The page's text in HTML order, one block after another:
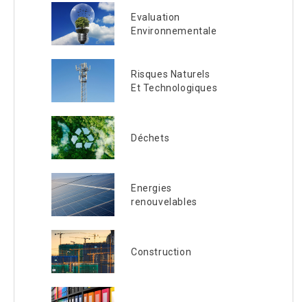
Evaluation
Environnementale
Risques Naturels
Et Technologiques
Déchets
Energies
renouvelables
Construction